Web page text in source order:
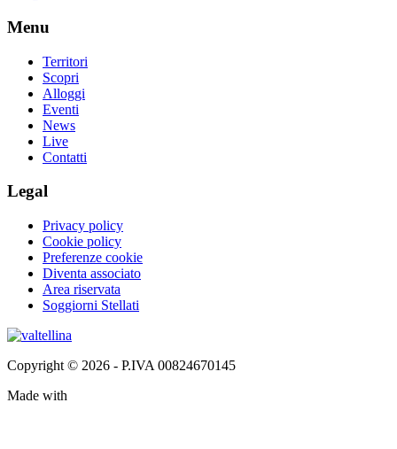
Menu
Territori
Scopri
Alloggi
Eventi
News
Live
Contatti
Legal
Privacy policy
Cookie policy
Preferenze cookie
Diventa associato
Area riservata
Soggiorni Stellati
Copyright © 2026 - P.IVA 00824670145
Made with